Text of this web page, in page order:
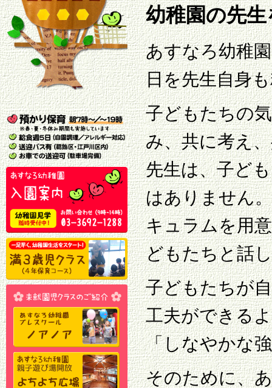
幼稚園の先
あすなろ幼稚
日を先生自身
子どもたちの
み、共に考え
先生は、子ど
はありません
キュラムを用
どもたちと話
子どもたちが
工夫ができる
「しなやかな
そのために、